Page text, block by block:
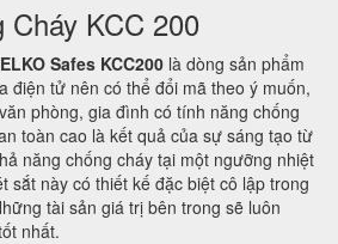
Cháy KCC 200
Safes KCC200 là dòng sản phẩm
điện tử nên có thể đổi mã theo ý muốn,
phòng, gia đình có tính năng chống
toàn cao là kết quả của sự sáng tạo từ
năng chống cháy tại một ngưỡng nhiệt
sắt này có thiết kế đặc biệt cô lập trong
tài sản giá trị bên trong sẽ luôn
nhất.